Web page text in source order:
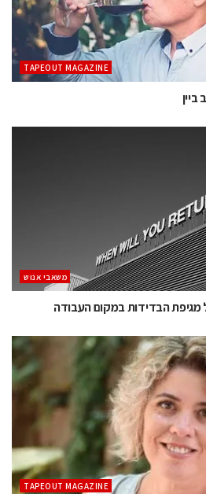
TAPEOUT MAGAZINE
משאבי אנוש
מגיפת הבדידות במקום העבודה
TAPEOUT MAGAZINE